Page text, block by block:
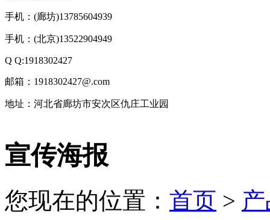
手机：(廊坊)13785604939
手机：(北京)13522904949
Q Q:1918302427
邮箱：1918302427@.com
地址：河北省廊坊市安次区仇庄工业园
术
京
有
宣传海报
您现在的位置： 首页 >